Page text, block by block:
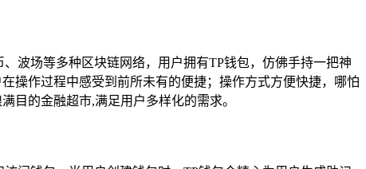
波场等多种区块链网络，用户拥有TP钱包，仿佛手持一把神
操作过程中感受到前所未有的便捷；操作方式方便快捷，哪怕
目的金融超市,满足用户多样化的需求。